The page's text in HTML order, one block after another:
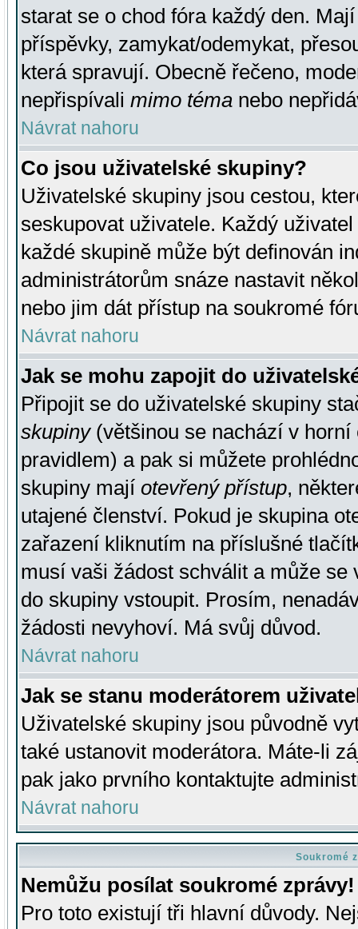
starat se o chod fóra každý den.
příspěvky, zamykat/odemykat,
která spravují. Obecně řečeno,
nepřispívali mimo téma nebo
Návrat nahoru
Co jsou uživatelské skupiny?
Uživatelské skupiny jsou cestou,
seskupovat uživatele. Každý
každé skupině může být definován
administrátorům snáze nastavit
nebo jim dát přístup na soukromé
Návrat nahoru
Jak se mohu zapojit do
Připojit se do uživatelské skupiny
skupiny(většinou se nachází v horní
pravidlem) a pak si můžete
skupiny mají otevřený přístup,
utajené členství. Pokud je skupina
zařazení kliknutím na příslušné
musí vaši žádost schválit a může se
do skupiny vstoupit. Prosím,
žádosti nevyhoví. Má svůj důvod.
Návrat nahoru
Jak se stanu moderátorem
Uživatelské skupiny jsou původně
také ustanovit moderátora. Máte-li
pak jako prvního kontaktujte
Návrat nahoru
Soukromé
Nemůžu posílat soukromé zprávy!
Pro toto existují tři hlavní důvody.